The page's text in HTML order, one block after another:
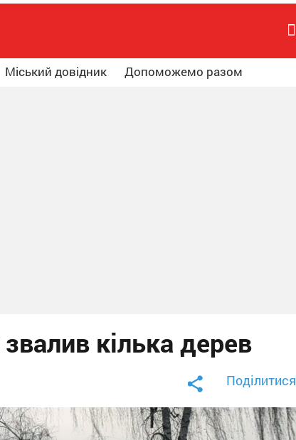
Міський довідник Допоможемо разом
кілька дерев
Поділитися